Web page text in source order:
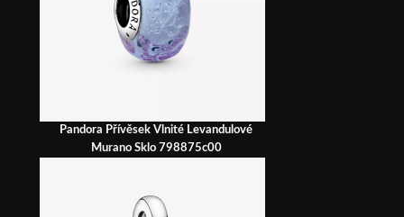
Pandora Přívěsek Vlnité Levandulové
Murano Sklo 798875c00